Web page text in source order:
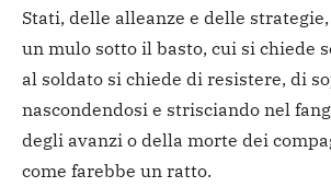
Stati, delle alleanze e delle
un mulo sotto il basto, cui si chiede
al soldato si chiede di resistere, di
nascondendosi e strisciando nel
degli avanzi o della morte dei
come farebbe un ratto.